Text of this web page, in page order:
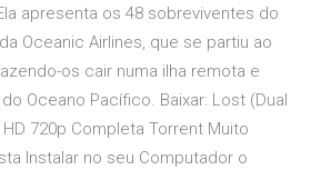
apresenta os 48 sobreviventes do
Oceanic Airlines, que se partiu ao
os cair numa ilha remota e
Oceano Pacífico. Baixar: Lost (Dual
720p Completa Torrent Muito
Instalar no seu Computador o